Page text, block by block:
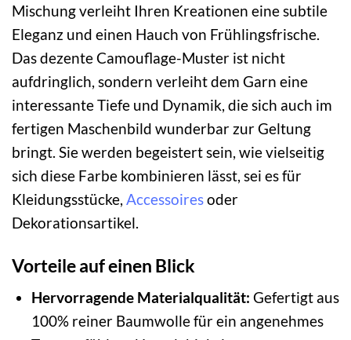
Mischung verleiht Ihren Kreationen eine subtile
Eleganz und einen Hauch von Frühlingsfrische.
Das dezente Camouflage-Muster ist nicht
aufdringlich, sondern verleiht dem Garn eine
interessante Tiefe und Dynamik, die sich auch im
fertigen Maschenbild wunderbar zur Geltung
bringt. Sie werden begeistert sein, wie vielseitig
sich diese Farbe kombinieren lässt, sei es für
Kleidungsstücke, Accessoiresoder
Dekorationsartikel.
Vorteile auf einen Blick
Hervorragende Materialqualität: Gefertigt aus
100% reiner Baumwolle für ein angenehmes